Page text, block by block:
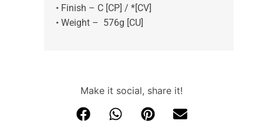
• Finish – C [CP] / *[CV]
• Weight – 576g [CU]
Make it social, share it!